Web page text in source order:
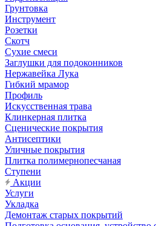
Грунтовка
Инструмент
Розетки
Скотч
Сухие смеси
Заглушки для подоконников
Нержавейка Лука
Гибкий мрамор
Профиль
Искусственная трава
Клинкерная плитка
Сценические покрытия
Антисептики
Уличные покрытия
Плитка полимернопесчаная
Ступени
Акции
Услуги
Укладка
Демонтаж старых покрытий